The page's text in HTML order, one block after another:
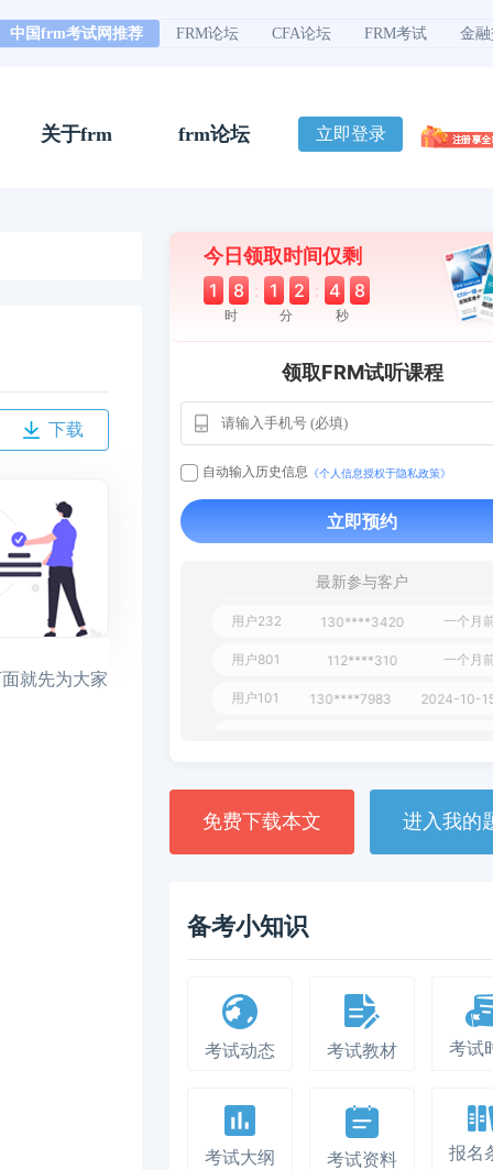
中国frm考试网推荐 FRM论坛 CFA论坛 FRM考试 金
关于frm frm论坛 立即登录
下载
就先为大家
今日领取时间仅剩
1 8 : 1 2 : 4 7
时 分 秒
领取FRM试听课程
自动输入历史信息 《个人信息授权于隐私政策》
立即预约
最新参与客户
127****21
130****9630
免费下载本文 进入我的
备考小知识
考试动态 考试教材 考试
考试大纲 考试资料 报名